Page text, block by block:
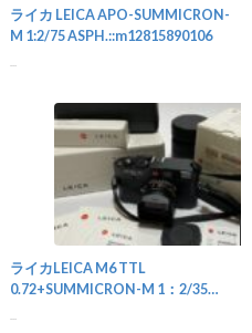
ライカ LEICA APO-SUMMICRON-
M 1:2/75 ASPH.::m12815890106
ライカLEICA M6 TTL
0.72+SUMMICRON-M 1：2/35